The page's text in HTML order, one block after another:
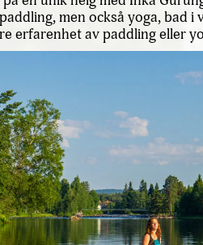
men också yoga, bad
erfarenhet av paddling eller